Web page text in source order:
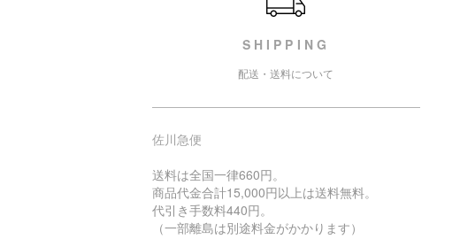
SHIPPING
配送・送料について
佐川急便
送料は全国一律660円。
商品代金合計15,000円以上は送料無料。
代引き手数料440円。
（一部離島は別途料金がかかります）